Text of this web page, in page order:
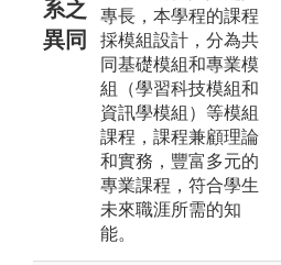
系之
異同
專長，本學程的課程
採模組設計，分為共
同基礎模組和專業模
組（學習科技模組和
資訊學模組）等模組
課程，課程兼顧理論
和實務，豐富多元的
專業課程，符合學生
未來職涯所需的知
能。